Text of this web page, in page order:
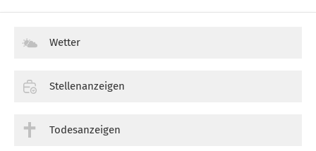
Wetter
Stellenanzeigen
Todesanzeigen